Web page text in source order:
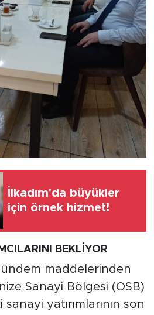
İlkadım'da büyükler
için örnek hizmet!
BEKLİYOR
maddelerinden
Sanayi Bölgesi (OSB)
yatırımlarının son